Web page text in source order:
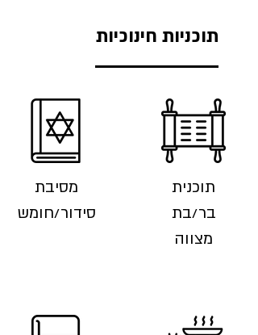
תוכניות חינוכיות
מסיבת
סידור/חומש
תוכנית
בר/בת
מצווה